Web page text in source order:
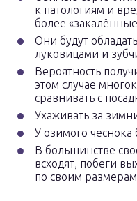
к патологиям и
более
Они будут
луковицами и
Вероятность
этом случае
сравнивать с
Ухаживать за
У озимого
В большинстве
всходят, побеги
по своим